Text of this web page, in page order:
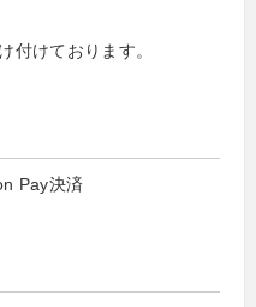
付けております。
Pay決済